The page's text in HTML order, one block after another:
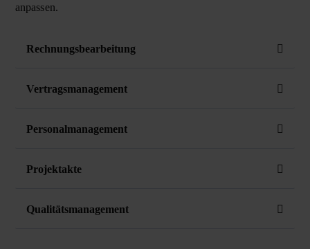
anpassen.
Rechnungsbearbeitung
Vertragsmanagement
Personalmanagement
Projektakte
Qualitätsmanagement